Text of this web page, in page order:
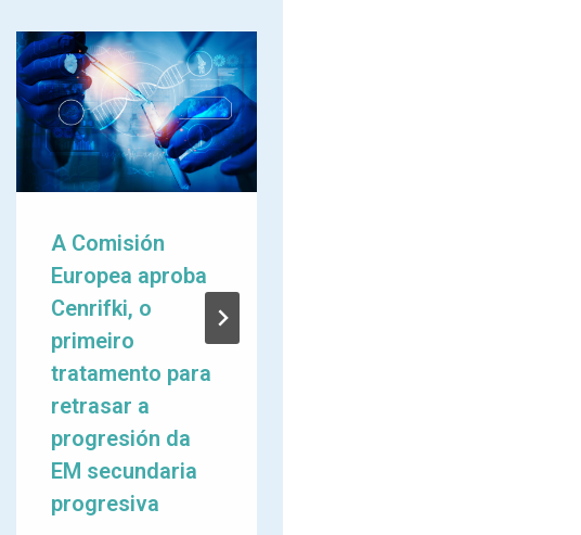
A Comisión
Europea aproba
Cenrifki, o
primeiro
tratamento para
retrasar a
progresión da
EM secundaria
progresiva